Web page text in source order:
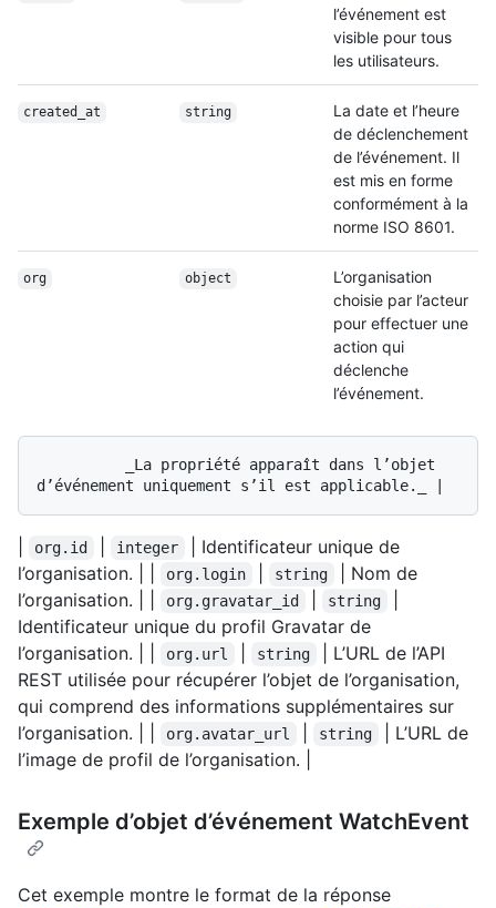
l’événement est
visible pour tous
les utilisateurs.
created_at string
La date et l’heure
de déclenchement
de l’événement. Il
est mis en forme
conformément à la
norme ISO 8601.
org object
L’organisation
choisie par l’acteur
pour effectuer une
action qui
déclenche
l’événement.
org.id integer
| Identificateur unique de
l’organisation. | |
org.login string
| Nom de
l’organisation. | |
org.gravatar_id string
Identificateur unique du profil Gravatar de
l’organisation. | |
org.url string
| L’URL de l’API
REST utilisée pour récupérer l’objet de l’organisation,
qui comprend des informations supplémentaires sur
l’organisation. | |
org.avatar_url string
| L’URL de
l’image de profil de l’organisation. |
Exemple d’objet d’événement WatchEvent
Cet exemple montre le format de la réponse